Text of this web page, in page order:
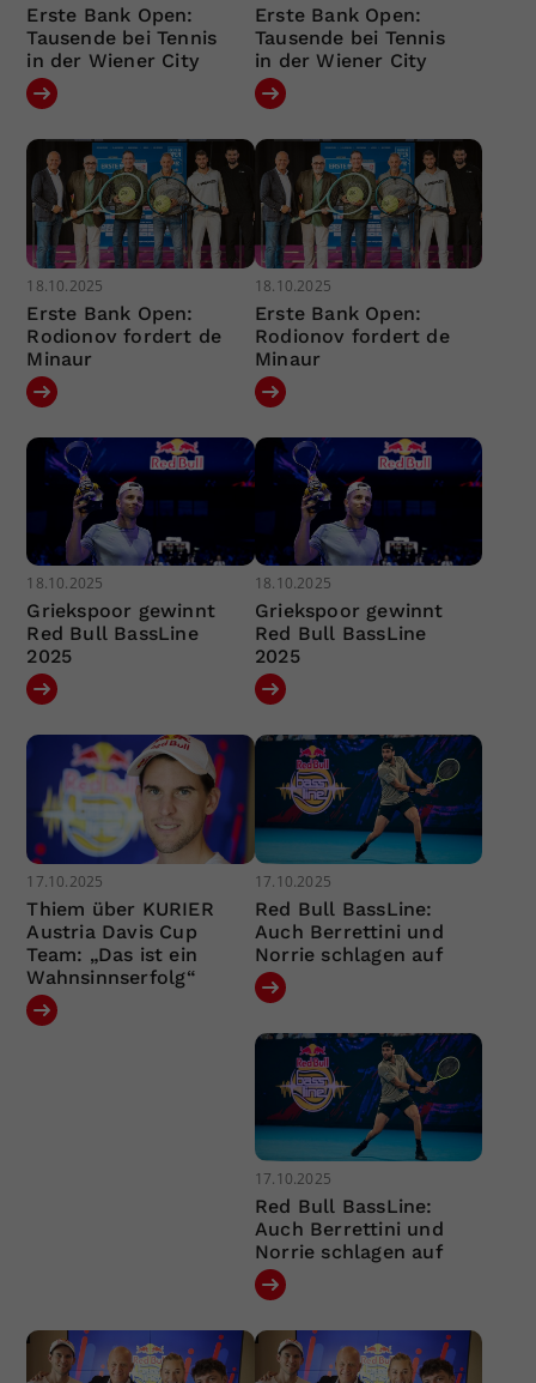
Erste Bank Open:
Tausende bei Tennis
in der Wiener City
Erste Bank Open:
Tausende bei Tennis
in der Wiener City
18.10.2025
Erste Bank Open:
Rodionov fordert de
Minaur
18.10.2025
Erste Bank Open:
Rodionov fordert de
Minaur
18.10.2025
Griekspoor gewinnt
Red Bull BassLine
2025
18.10.2025
Griekspoor gewinnt
Red Bull BassLine
2025
17.10.2025
Thiem über KURIER
Austria Davis Cup
Team: „Das ist ein
Wahnsinnserfolg“
17.10.2025
Red Bull BassLine:
Auch Berrettini und
Norrie schlagen auf
17.10.2025
Red Bull BassLine:
Auch Berrettini und
Norrie schlagen auf